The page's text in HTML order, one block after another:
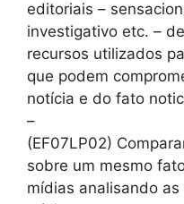
editoriais –
investigativo etc. –
recursos utilizados
que podem
notícia e do fato
–
(EF07LP02)
sobre um mesmo
mídias analisando